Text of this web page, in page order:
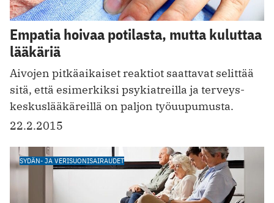
Empatia hoivaa potilasta, mutta kuluttaa
lääkäriä
Aivojen pitkäaikaiset reaktiot saattavat selittää
sitä, että esimerkiksi psykiatreilla ja terveys­
keskuslääkäreillä on paljon työuupumusta.
22.2.2015
SYDÄN- JA VERISUONISAIRAUDET